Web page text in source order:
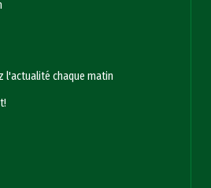
l'actualité chaque matin